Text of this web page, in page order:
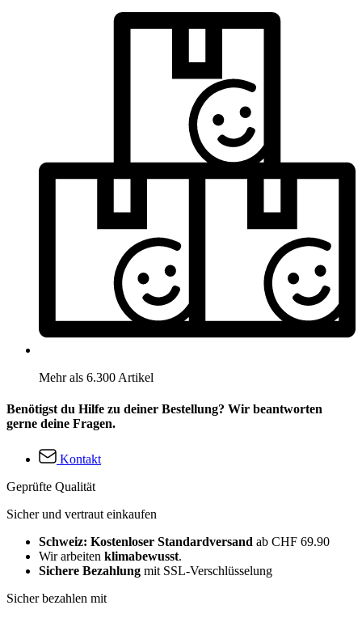
Mehr als 6.300 Artikel
Benötigst du Hilfe zu deiner Bestellung? Wir beantworten
gerne deine Fragen.
Kontakt
Geprüfte Qualität
Sicher und vertraut einkaufen
Schweiz: Kostenloser Standardversand ab CHF 69.90
Wir arbeiten klimabewusst.
Sichere Bezahlung mit SSL-Verschlüsselung
Sicher bezahlen mit